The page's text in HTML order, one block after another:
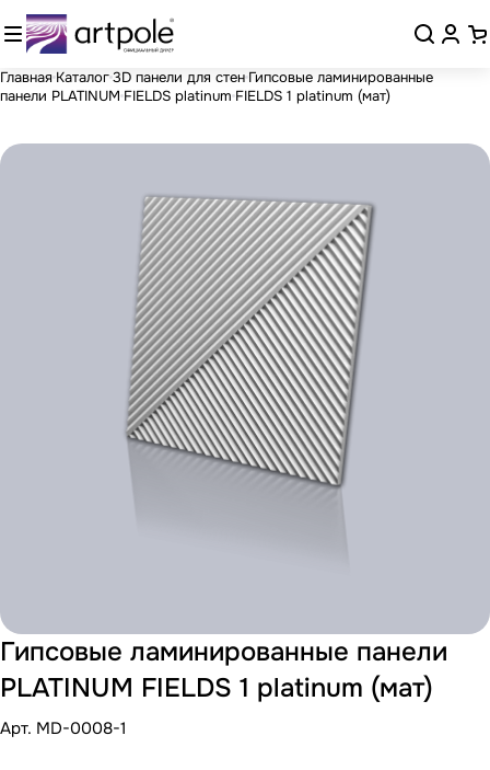
Главная Каталог3D панели для стен Гипсовые ламинированные
панели PLATINUM FIELDS platinum FIELDS 1 platinum (мат)
Гипсовые ламинированные панели
PLATINUM FIELDS 1 platinum (мат)
Арт. MD-0008-1